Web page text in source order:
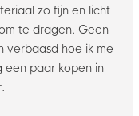
zo fijn en licht
te dragen. Geen
verbaasd hoe ik me
een paar kopen in